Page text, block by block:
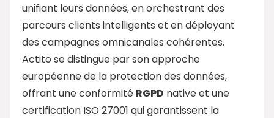
unifiant leurs données, en orchestrant des
parcours clients intelligents et en déployant
des campagnes omnicanales cohérentes.
Actito se distingue par son approche
européenne de la protection des données,
offrant une conformité RGPD native et une
certification ISO 27001 qui garantissent la